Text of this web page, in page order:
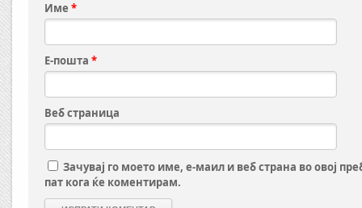
Име *
Е-пошта *
Веб страница
Зачувај го моето име, е-маил и веб страна во овој
пат кога ќе коментирам.